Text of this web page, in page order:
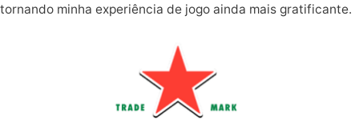
tornando minha experiência de jogo ainda mais gratificante.